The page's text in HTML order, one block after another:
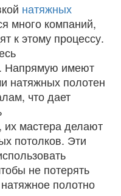
натяжных
много компаний,
к этому процессу.
Напрямую имеют
натяжных полотен
что дает
их мастера делают
потолков. Эти
не потерять
полотно